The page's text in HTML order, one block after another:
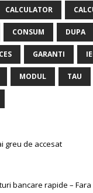
CALCULATOR
CONSUM DUPA
GARANTI
MODUL TAU
greu de accesat
bancare rapide –